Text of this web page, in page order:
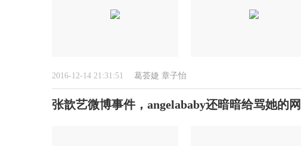
2016-12-14 21:31:51 葛荟婕 章子怡
张歆艺微博事件，angelababy还暗暗给骂她的